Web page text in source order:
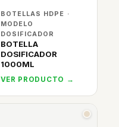
BOTELLAS HDPE ·
MODELO
DOSIFICADOR
BOTELLA
DOSIFICADOR
1000ML
VER PRODUCTO →